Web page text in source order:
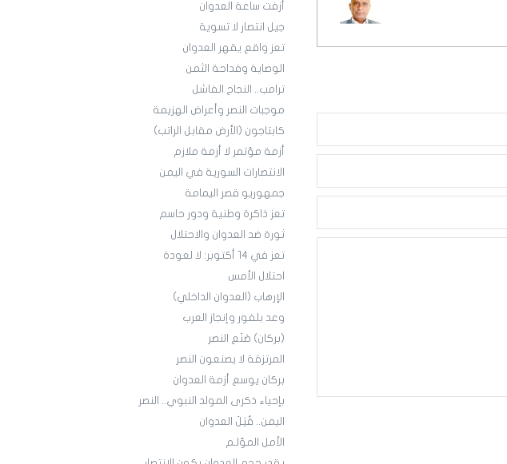
أزفت ساعة العدوان
جيل انتصار لا تسوية
تعز واقع يقهر العدوان
الوصاية وفداحة الثمن
ترامب.. النجاح الفاشل
موجبات النصر وأعراض الهزيمة
كابتاجون (الأرض مقابل الراتب)
أزمة مؤتمر لا أزمة ملازم
الانتصارات السورية في اليمن
جمهوريو قصر اليمامة
تعز ذاكرة وطنية ودور حاسم
ثورة ضد العدوان والاحتلال
تعز في 14 أكتوبر: لا لعودة
احتلال الأمس
الإرهاب (العدوان الداخلي)
وعد بلفور وإنجاز العرب
(بركان) صَنَع النصر
المرتزقة لا يصنعون النصر
بركان يوسع أزمة العدوان
بإحياء ذكرى المولد النبوي.. النصر
اليمن.. قُتِلَ العدوان
الأمل المؤلـم